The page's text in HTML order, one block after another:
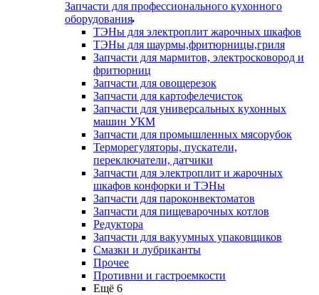
Запчасти для профессионального кухонного
оборудования
ТЭНы для электроплит жарочных шкафов
ТЭНы для шаурмы,фритюрницы,гриля
Запчасти для мармитов, электросковород и
фритюрниц
Запчасти для овощерезок
Запчасти для картофелечисток
Запчасти для универсальных кухонных
машин УКМ
Запчасти для промышленных мясорубок
Терморегуляторы, пускатели,
переключатели, датчики
Запчасти для электроплит и жарочных
шкафов конфорки и ТЭНы
Запчасти для пароконвектоматов
Запчасти для пищеварочных котлов
Редуктора
Запчасти для вакуумных упаковщиков
Смазки и лубриканты
Прочее
Противни и гастроемкости
Ещё 6